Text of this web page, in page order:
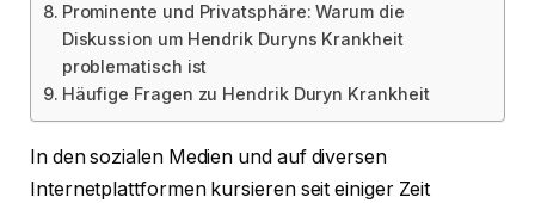
Prominente und Privatsphäre: Warum die
Diskussion um Hendrik Duryns Krankheit
problematisch ist
Häufige Fragen zu Hendrik Duryn Krankheit
In den sozialen Medien und auf diversen
Internetplattformen kursieren seit einiger Zeit